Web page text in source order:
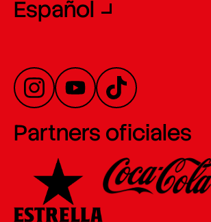
Español
Partners oficiales